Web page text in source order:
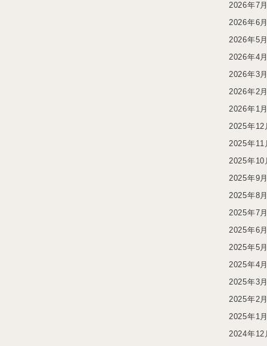
2026年7月
2026年6月
2026年5月
2026年4月
2026年3月
2026年2月
2026年1月
2025年12
2025年11
2025年10
2025年9月
2025年8月
2025年7月
2025年6月
2025年5月
2025年4月
2025年3月
2025年2月
2025年1月
2024年12